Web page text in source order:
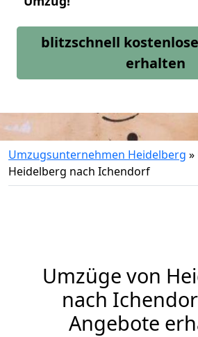
blitzschnell
erhalten
Umzugsunternehmen Heidelberg »
Heidelberg nach Ichendorf
Umzüge von
nach
Angebote